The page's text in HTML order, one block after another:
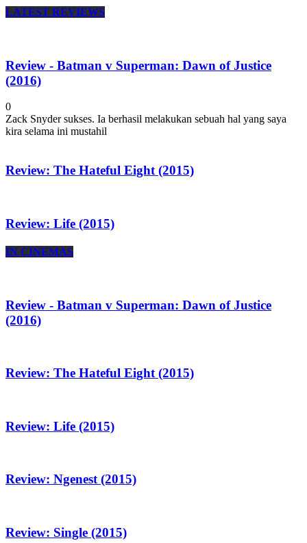
LATEST REVIEWS
Review - Batman v Superman: Dawn of Justice
(2016)
0
Zack Snyder sukses. Ia berhasil melakukan sebuah hal yang saya
kira selama ini mustahil
Review: The Hateful Eight (2015)
Review: Life (2015)
IN CINEMAS
Review - Batman v Superman: Dawn of Justice
(2016)
Review: The Hateful Eight (2015)
Review: Life (2015)
Review: Ngenest (2015)
Review: Single (2015)